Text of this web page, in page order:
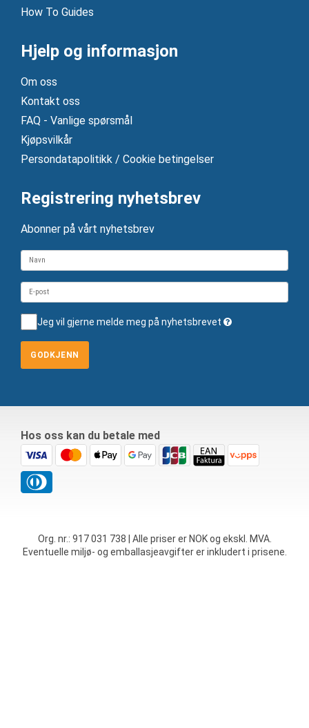
How To Guides
Hjelp og informasjon
Om oss
Kontakt oss
FAQ - Vanlige spørsmål
Kjøpsvilkår
Persondatapolitikk / Cookie betingelser
Registrering nyhetsbrev
Abonner på vårt nyhetsbrev
Jeg vil gjerne melde meg på nyhetsbrevet
GODKJENN
Hos oss kan du betale med
Org. nr.: 917 031 738 | Alle priser er NOK og ekskl. MVA.
Eventuelle miljø- og emballasjeavgifter er inkludert i prisene.